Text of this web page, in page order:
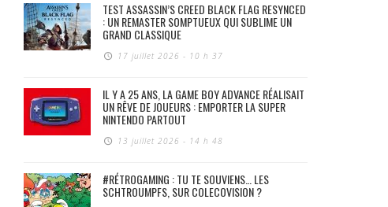
TEST ASSASSIN’S CREED BLACK FLAG RESYNCED
: UN REMASTER SOMPTUEUX QUI SUBLIME UN
GRAND CLASSIQUE
17 juillet 2026 - 10 h 37
IL Y A 25 ANS, LA GAME BOY ADVANCE RÉALISAIT
UN RÊVE DE JOUEURS : EMPORTER LA SUPER
NINTENDO PARTOUT
13 juillet 2026 - 14 h 48
#RÉTROGAMING : TU TE SOUVIENS… LES
SCHTROUMPFS, SUR COLECOVISION ?